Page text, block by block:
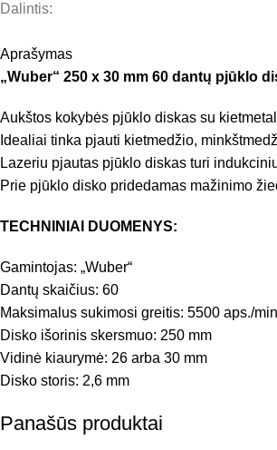
Dalintis:
Aprašymas
„Wuber“ 250 x 30 mm 60 dantų pjūklo
Aukštos kokybės pjūklo diskas su
Idealiai tinka pjauti kietmedžio,
Lazeriu pjautas pjūklo diskas turi
Prie pjūklo disko pridedamas mažinimo
TECHNINIAI DUOMENYS:
Gamintojas: „Wuber“
Dantų skaičius: 60
Maksimalus sukimosi greitis: 5500 aps./
Disko išorinis skersmuo: 250 mm
Vidinė kiaurymė: 26 arba 30 mm
Disko storis: 2,6 mm
Panašūs produktai